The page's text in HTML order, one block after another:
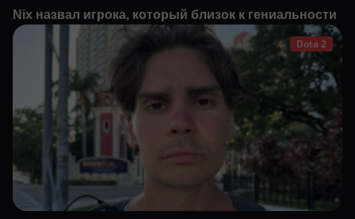
Nix назвал игрока, который близок к гениальности
Dota 2